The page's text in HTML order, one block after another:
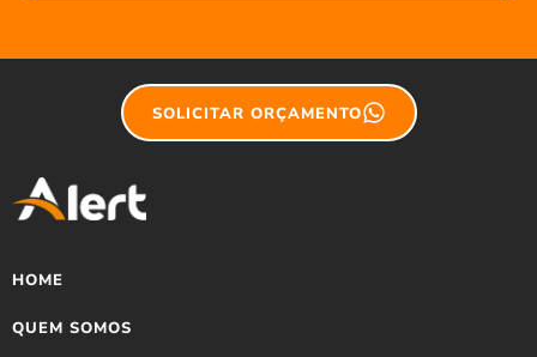
SOLICITAR ORÇAMENTO
HOME
QUEM SOMOS